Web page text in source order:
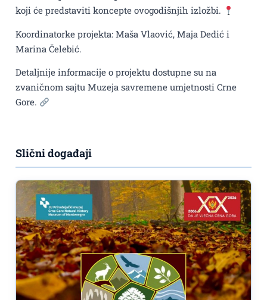
koji će predstaviti koncepte ovogodišnjih izložbi.
Koordinatorke projekta: Maša Vlaović, Maja Dedić i
Marina Čelebić.
Detaljnije informacije o projektu dostupne su na
zvaničnom sajtu Muzeja savremene umjetnosti Crne
Gore.
Slični događaji